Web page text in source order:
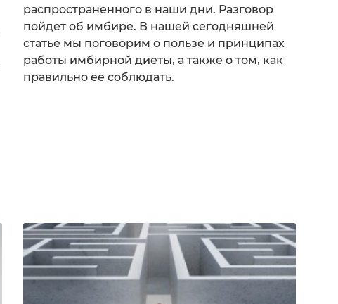
распространенного в наши дни. Разговор
пойдет об имбире. В нашей сегодняшней
статье мы поговорим о пользе и принципах
работы имбирной диеты, а также о том, как
правильно ее соблюдать.